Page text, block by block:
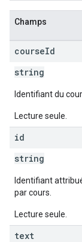
Champs
courseId
string
Identifiant du
Lecture seule.
id
string
Identifiant
par cours.
Lecture seule.
text